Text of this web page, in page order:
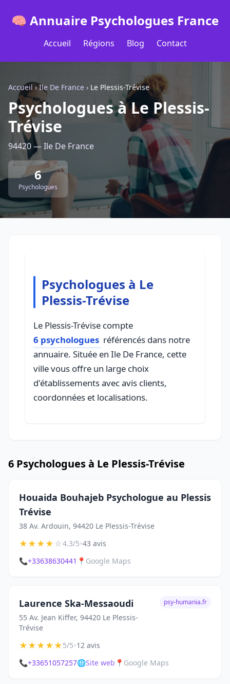
🧠 Annuaire Psychologues France
Accueil Régions Blog Contact
Accueil ›Ile De France › Le Plessis-Trévise
Psychologues à Le Plessis-
Trévise
94420 — Ile De France
6
Psychologues
Psychologues à Le
Plessis-Trévise
Le Plessis-Trévise compte
6 psychologues référencés dans notre
annuaire. Située en Ile De France, cette
ville vous offre un large choix
d'établissements avec avis clients,
coordonnées et localisations.
6 Psychologues à Le Plessis-Trévise
Houaida Bouhajeb Psychologue au Plessis
Trévise
38 Av. Ardouin, 94420 Le Plessis-Trévise
★★★★☆4.3/5•43 avis
📞+33638630441 📍 Google Maps
Laurence Ska-Messaoudi
55 Av. Jean Kiffer, 94420 Le Plessis-
Trévise
psy-humania.fr
★★★★★5/5•12 avis
📞+33651057257🌐Site web 📍 Google Maps